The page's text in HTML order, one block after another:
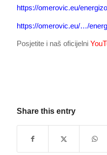
https://omerovic.eu/
https://omerovic.eu/…/
Posjetite i naš oficijelni
Share this entry